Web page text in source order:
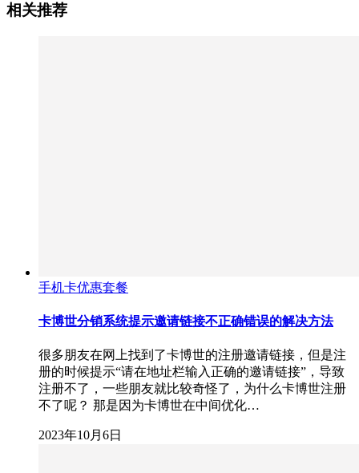
相关推荐
手机卡优惠套餐
卡博世分销系统提示邀请链接不正确错误的解决方法
很多朋友在网上找到了卡博世的注册邀请链接，但是注
册的时候提示“请在地址栏输入正确的邀请链接”，导致
注册不了，一些朋友就比较奇怪了，为什么卡博世注册
不了呢？ 那是因为卡博世在中间优化…
2023年10月6日